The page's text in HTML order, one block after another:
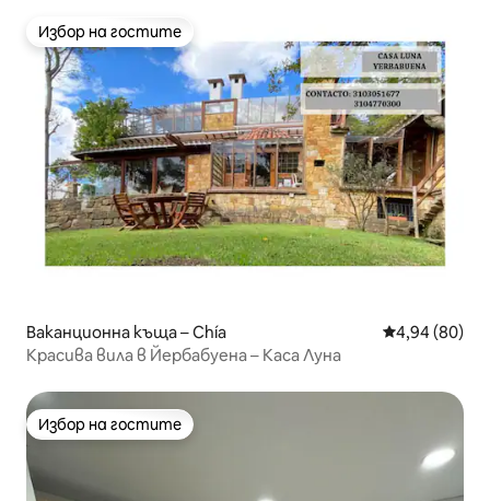
Избор на гостите
Избор на гостите
Ваканционна къща – Chía Средна
4,94 (80)
Красива вила в Йербабуена – Каса Луна
Избор на гостите
Избор на гостите